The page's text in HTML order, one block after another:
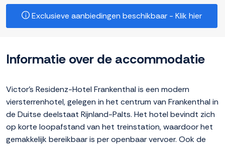
Exclusieve aanbiedingen beschikbaar - Klik hier
Informatie over de accommodatie
Victor's Residenz-Hotel Frankenthal is een modern
viersterrenhotel, gelegen in het centrum van Frankenthal in
de Duitse deelstaat Rijnland-Palts. Het hotel bevindt zich
op korte loopafstand van het treinstation, waardoor het
gemakkelijk bereikbaar is per openbaar vervoer. Ook de